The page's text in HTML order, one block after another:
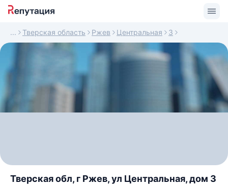
Тверская область Ржев Центральная 3
Тверская обл, г Ржев, ул Центральная, дом 3